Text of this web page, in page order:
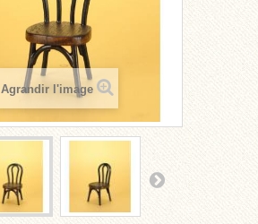
Agrandir l'image